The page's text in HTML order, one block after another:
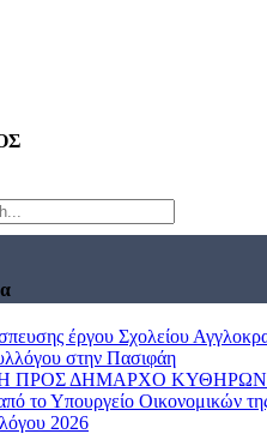
έργου Σχολείου
στην Πασιφάη
ΠΡΟΣ ΔΗΜΑΡΧΟ ΚΥΘΗΡΩΝ
το Υπουργείο Οικονομικών
2026